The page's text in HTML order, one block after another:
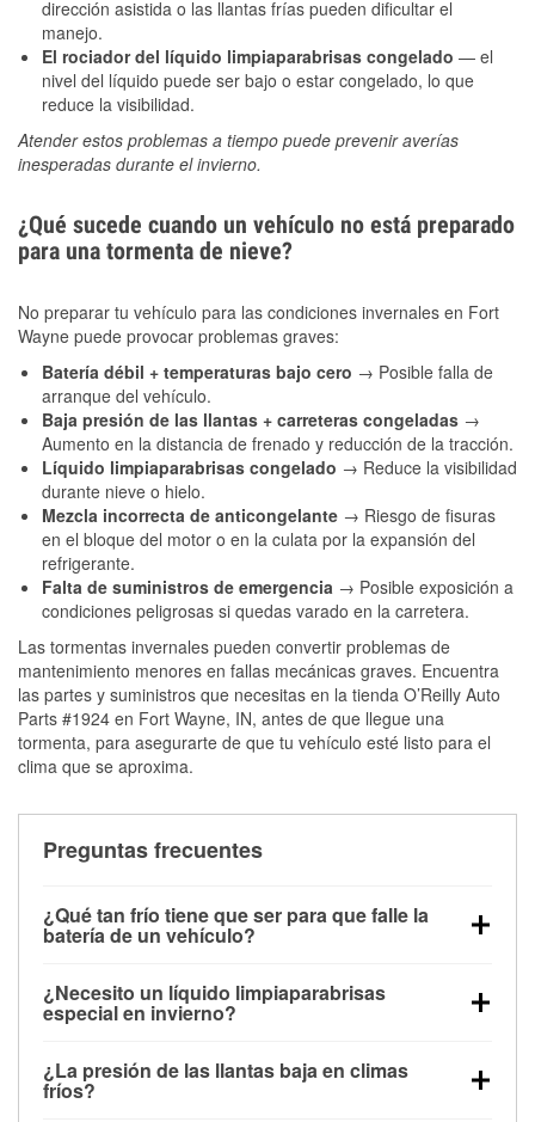
dirección asistida o las llantas frías pueden dificultar el
manejo.
El rociador del líquido limpiaparabrisas congelado — el
nivel del líquido puede ser bajo o estar congelado, lo que
reduce la visibilidad.
Atender estos problemas a tiempo puede prevenir averías
inesperadas durante el invierno.
¿Qué sucede cuando un vehículo no está preparado
para una tormenta de nieve?
No preparar tu vehículo para las condiciones invernales en Fort
Wayne puede provocar problemas graves:
Batería débil + temperaturas bajo cero → Posible falla de
arranque del vehículo.
Baja presión de las llantas + carreteras congeladas →
Aumento en la distancia de frenado y reducción de la tracción.
Líquido limpiaparabrisas congelado → Reduce la visibilidad
durante nieve o hielo.
Mezcla incorrecta de anticongelante → Riesgo de fisuras
en el bloque del motor o en la culata por la expansión del
refrigerante.
Falta de suministros de emergencia → Posible exposición a
condiciones peligrosas si quedas varado en la carretera.
Las tormentas invernales pueden convertir problemas de
mantenimiento menores en fallas mecánicas graves. Encuentra
las partes y suministros que necesitas en la tienda O’Reilly Auto
Parts #1924 en Fort Wayne, IN, antes de que llegue una
tormenta, para asegurarte de que tu vehículo esté listo para el
clima que se aproxima.
Preguntas frecuentes
¿Qué tan frío tiene que ser para que falle la
batería de un vehículo?
debajo de los 32 °F y puede perder hasta la mitad de
su potencia de arranque cerca de los 0 °F, lo que
arranque.
¿Necesito un líquido limpiaparabrisas
especial en invierno?
la congelación y ayuda a disolver la sal y la nieve
derretida en la carretera para mejorar la visibilidad.
¿La presión de las llantas baja en climas
fríos?